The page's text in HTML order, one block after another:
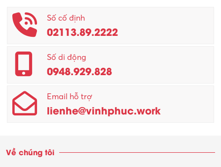
Phục vụ khác
Promotion Girl (PG)
Quản lý – Giám đốc
Quản lý chất lượng – QC
Quản lý sản xuất
Quản trị kinh doanh
Số cố định
02113.89.2222
Số di động
0948.929.828
Email hỗ trợ
lienhe@vinhphuc.work
Về chúng tôi